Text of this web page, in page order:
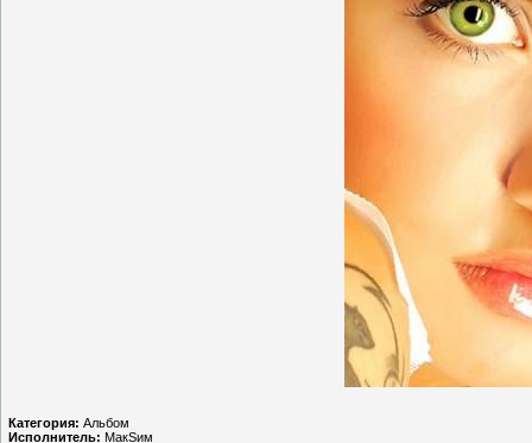
Категория: Альбом
Исполнитель: МакSим